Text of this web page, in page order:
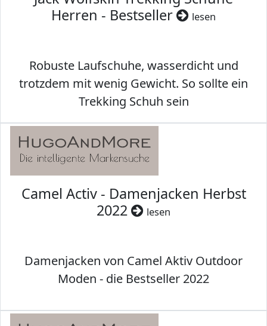
Herren - Bestseller
lesen
Robuste Laufschuhe, wasserdicht und
trotzdem mit wenig Gewicht. So sollte ein
Trekking Schuh sein
Camel Activ - Damenjacken Herbst
2022
lesen
Damenjacken von Camel Aktiv Outdoor
Moden - die Bestseller 2022